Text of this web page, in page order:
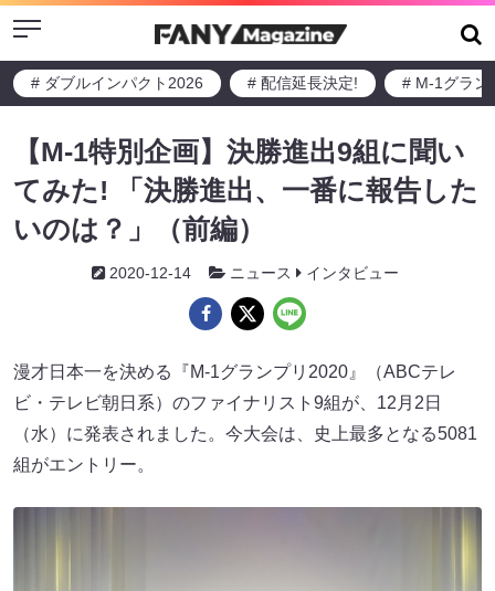
Menu
# ダブルインパクト2026 # 配信延長決定! # M-1グラン
【M-1特別企画】決勝進出9組に聞い
てみた! 「決勝進出、一番に報告した
いのは？」（前編）
2020-12-14 ニュース インタビュー
漫才日本一を決める『M-1グランプリ2020』（ABCテレ
ビ・テレビ朝日系）のファイナリスト9組が、12月2日
（水）に発表されました。今大会は、史上最多となる5081
組がエントリー。